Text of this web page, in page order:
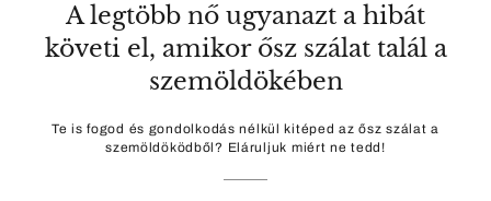
A legtöbb nő ugyanazt a hibát
követi el, amikor ősz szálat talál a
szemöldökében
Te is fogod és gondolkodás nélkül kitéped az ősz szálat a
szemöldöködből? Eláruljuk miért ne tedd!